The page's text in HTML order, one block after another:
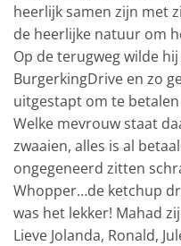
heerlijk samen zijn met
de heerlijke natuur om
Op de terugweg wilde
BurgerkingDrive en zo
uitgestapt om te betalen
Welke mevrouw staat
zwaaien, alles is al
ongegeneerd zitten
Whopper…de ketchup
was het lekker! Mahad
Lieve Jolanda, Ronald,